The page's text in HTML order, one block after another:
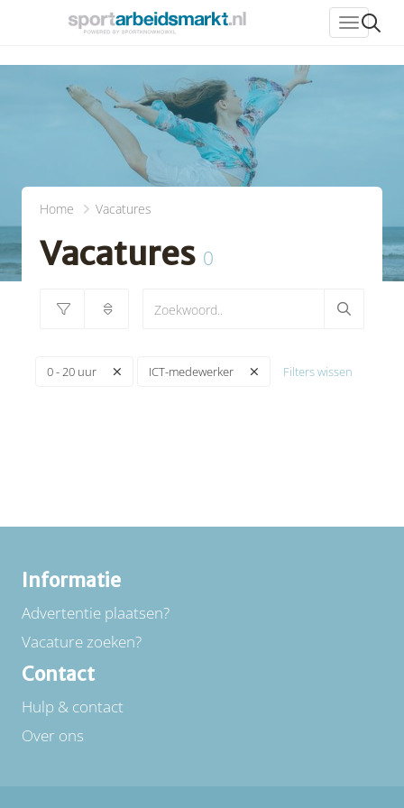
Home Vacatures
Vacatures 0
0 - 20 uur ICT-medewerker Filters wissen
Informatie
Advertentie plaatsen?
Vacature zoeken?
Contact
Hulp & contact
Over ons